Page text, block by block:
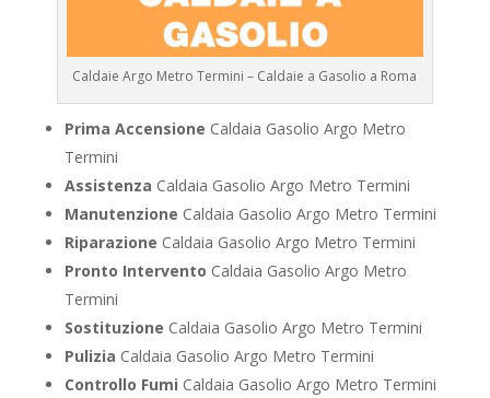
Caldaie Argo Metro Termini – Caldaie a Gasolio a Roma
Prima Accensione Caldaia Gasolio Argo Metro
Termini
Assistenza Caldaia Gasolio Argo Metro Termini
Manutenzione Caldaia Gasolio Argo Metro Termini
Riparazione Caldaia Gasolio Argo Metro Termini
Pronto Intervento Caldaia Gasolio Argo Metro
Termini
Sostituzione Caldaia Gasolio Argo Metro Termini
Pulizia Caldaia Gasolio Argo Metro Termini
Controllo Fumi Caldaia Gasolio Argo Metro Termini